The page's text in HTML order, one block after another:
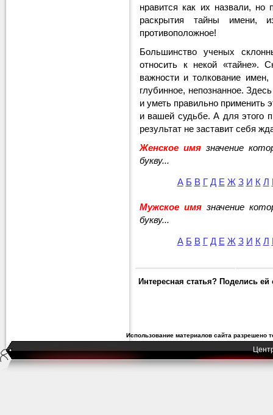
нравится как их назвали, но
раскрытия тайны имени,
противоположное!
Большинство ученых
относить к некой «тайне».
важности и толкование
глубинное, непознанное.
и уметь правильно применить
и вашей судьбе. А для этого
результат не заставит себя
Женское имя значение
букву...
А Б В Г Д Е Ж З И К Л
Мужское имя значение
букву...
А Б В Г Д Е Ж З И К Л
Интересная статья? Поделись ей
Использование материалов сайта разрешено